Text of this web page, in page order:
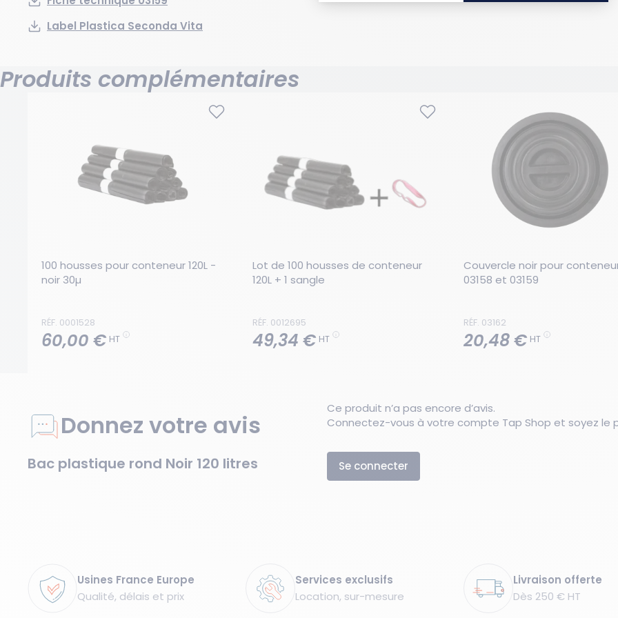
Label Plastica Seconda Vita
Produits complémentaires
100 housses pour conteneur 120L -
noir 30µ
RÉF. 0001528
60,00 € HT
Lot de 100 housses de conteneur
120L + 1 sangle
RÉF. 0012695
49,34 € HT
Couvercle noir pour
03158 et 03159
RÉF. 03162
20,48 € HT
Donnez votre avis
Bac plastique rond Noir 120 litres
Ce produit n’a pas encore d’avis.
Connectez-vous à votre compte Tap Shop et soyez le
Se connecter
Usines France Europe
Qualité, délais et prix
Services exclusifs
Location, sur-mesure
Livraison offerte
Dès 250 € HT